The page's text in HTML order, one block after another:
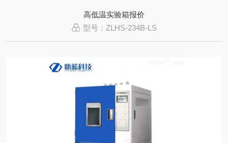
高低温实验箱报价
型号：ZLHS-234B-LS